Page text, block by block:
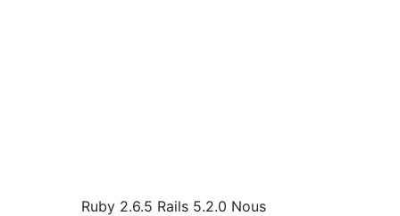
Ruby 2.6.5 Rails 5.2.0 Nous